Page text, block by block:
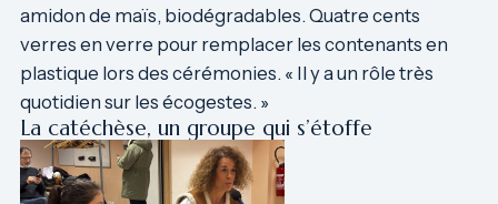
amidon de maïs, biodégradables. Quatre cents
verres en verre pour remplacer les contenants en
plastique lors des cérémonies. « Il y a un rôle très
quotidien sur les écogestes. »
La catéchèse, un groupe qui s’étoffe